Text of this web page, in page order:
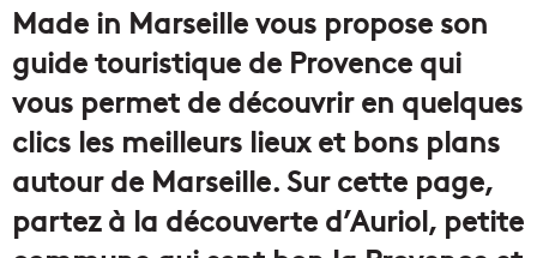
Made in Marseille vous propose son
guide touristique de Provence qui
vous permet de découvrir en quelques
clics les meilleurs lieux et bons plans
autour de Marseille. Sur cette page,
partez à la découverte d’Auriol, petite